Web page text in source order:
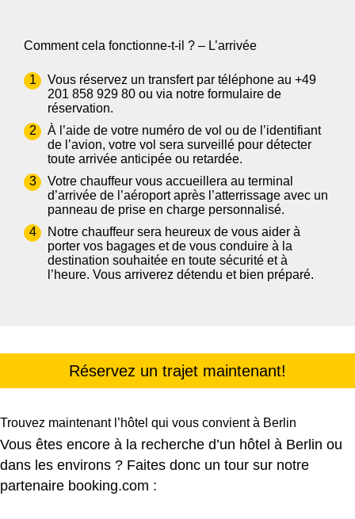
Comment cela fonctionne-t-il ? – L’arrivée
Vous réservez un transfert par téléphone au +49
201 858 929 80 ou via notre formulaire de
réservation.
À l’aide de votre numéro de vol ou de l’identifiant
de l’avion, votre vol sera surveillé pour détecter
toute arrivée anticipée ou retardée.
Votre chauffeur vous accueillera au terminal
d’arrivée de l’aéroport après l’atterrissage avec un
panneau de prise en charge personnalisé.
Notre chauffeur sera heureux de vous aider à
porter vos bagages et de vous conduire à la
destination souhaitée en toute sécurité et à
l’heure. Vous arriverez détendu et bien préparé.
Réservez un trajet maintenant!
Trouvez maintenant l’hôtel qui vous convient à Berlin
Vous êtes encore à la recherche d’un hôtel à Berlin ou
dans les environs ? Faites donc un tour sur notre
partenaire booking.com :